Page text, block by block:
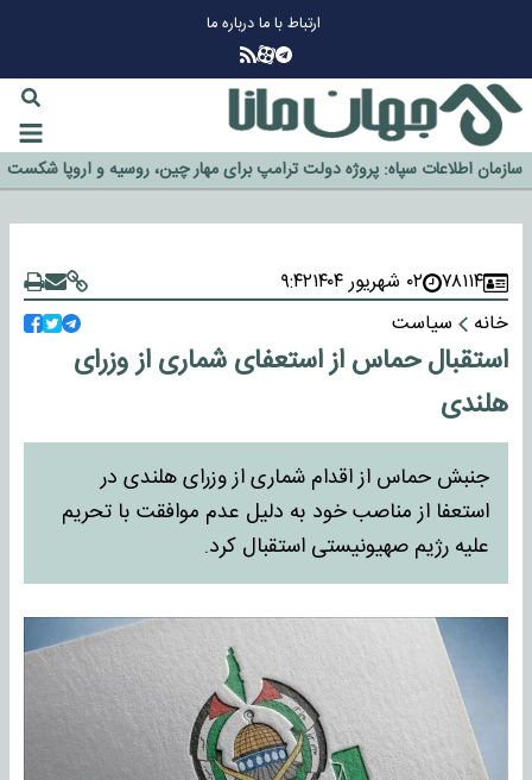
ارتباط با مادرباره ما
گزینه جدایی اوسمار روی میز مدیران پرسپولیس
آیا رئیس جمهور آمریکا قانون را دور می‌زند؟
اخراج رسمی چهره نامدار از پرسپولیس
سازمان اطلاعات سپاه: پروژه دولت ترامپ برای مهار چین، روسیه و اروپا شکست
خورد
۷۸۱۱۴ ۰۲ شهریور ۱۴۰۴
۹:۴۲
خانه
سیاست
استقبال حماس از استعفای شماری از وزرای
هلندی
جنبش حماس از اقدام شماری از وزرای هلندی در
استعفا از مناصب خود به دلیل عدم موافقت با تحریم‌
علیه رژیم صهیونیستی استقبال کرد.